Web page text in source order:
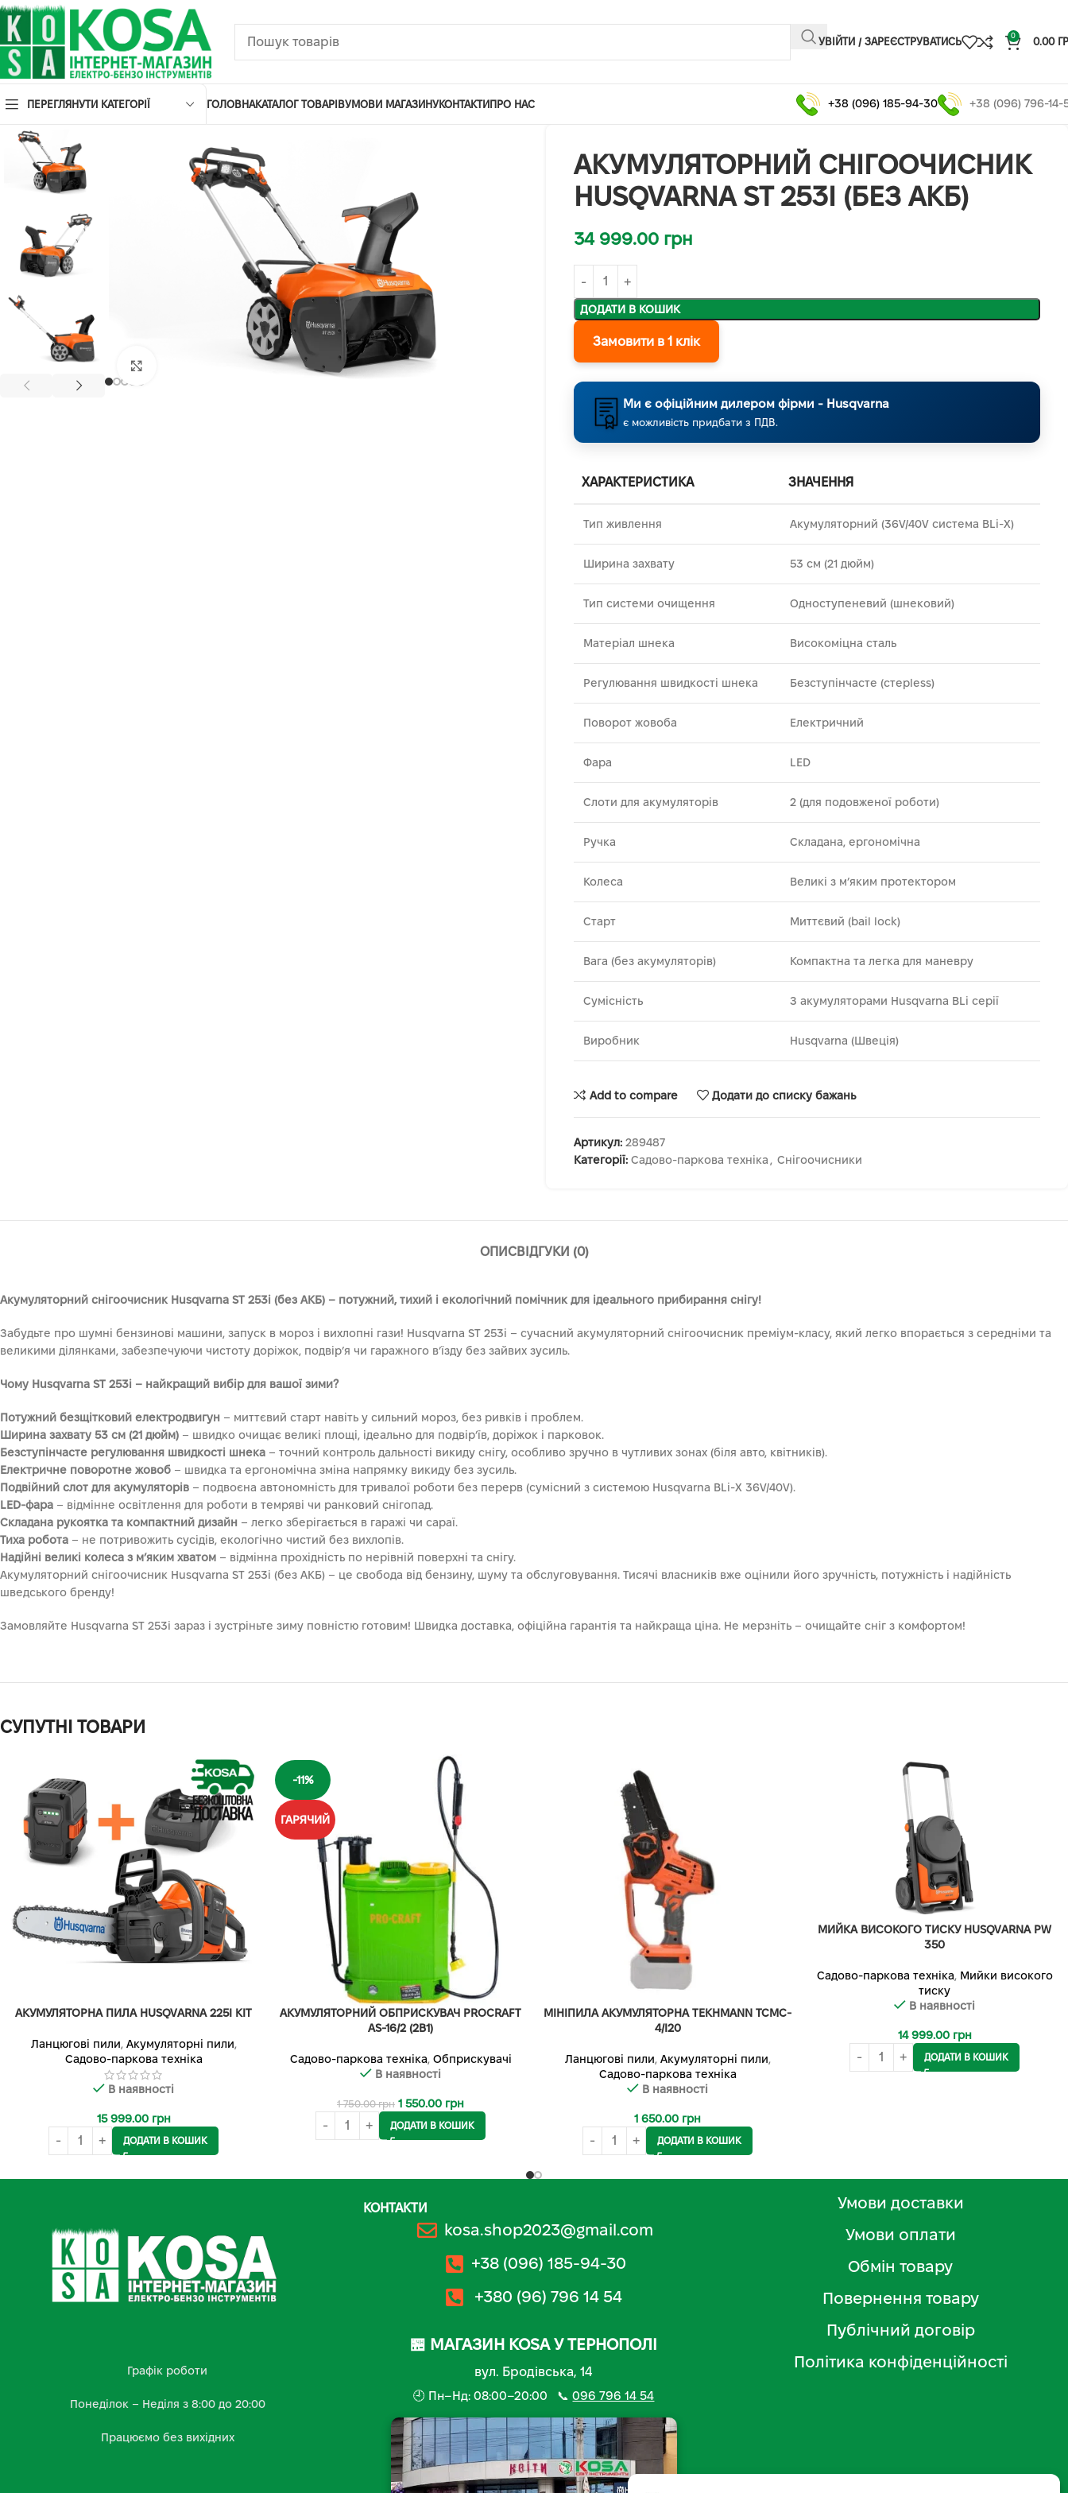
УВІЙТИ / ЗАРЕЄСТРУВАТИСЬ
0
0.00
ПЕРЕГЛЯНУТИ КАТЕГОРІЇ ГОЛОВНАКАТАЛОГ ТОВАРІВУМОВИ МАГАЗИНУКОНТАКТИПРО НАС +38 (096) 185-94-30 +38 (096) 796-14-
Клацніть, щоб збільшити
АКУМУЛЯТОРНИЙ СНІГООЧИСНИК
HUSQVARNA ST 253I (БЕЗ АКБ)
34 999.00 грн
ДОДАТИ В КОШИК
Замовити в 1 клік
Ми є офіційним дилером фірми - Husqvarna
є можливість придбати з ПДВ.
ХАРАКТЕРИСТИКА ЗНАЧЕННЯ
Тип живлення Акумуляторний (36V/40V система BLi-X)
Ширина захвату 53 см (21 дюйм)
Тип системи очищення Одноступеневий (шнековий)
Матеріал шнека Високоміцна сталь
Регулювання швидкості шнека Безступінчасте (стеpless)
Поворот жовоба Електричний
Фара LED
Слоти для акумуляторів 2 (для подовженої роботи)
Ручка Складана, ергономічна
Колеса Великі з м’яким протектором
Старт Миттєвий (bail lock)
Вага (без акумуляторів) Компактна та легка для маневру
Сумісність З акумуляторами Husqvarna BLi серії
Виробник Husqvarna (Швеція)
Add to compare Додати до списку бажань
Артикул: 289487
Категорії: Садово-паркова техніка , Снігоочисники
ОПИСВІДГУКИ (0)
Акумуляторний снігоочисник Husqvarna ST 253i (без АКБ) – потужний, тихий і екологічний помічник для ідеального прибирання снігу!
Забудьте про шумні бензинові машини, запуск в мороз і вихлопні гази! Husqvarna ST 253i – сучасний акумуляторний снігоочисник преміум-класу, який легко впорається з середніми та
великими ділянками, забезпечуючи чистоту доріжок, подвір’я чи гаражного в’їзду без зайвих зусиль.
Чому Husqvarna ST 253i – найкращий вибір для вашої зими?
Потужний безщітковий електродвигун – миттєвий старт навіть у сильний мороз, без ривків і проблем.
Ширина захвату 53 см (21 дюйм) – швидко очищає великі площі, ідеально для подвір’їв, доріжок і парковок.
Безступінчасте регулювання швидкості шнека – точний контроль дальності викиду снігу, особливо зручно в чутливих зонах (біля авто, квітників).
Електричне поворотне жовоб – швидка та ергономічна зміна напрямку викиду без зусиль.
Подвійний слот для акумуляторів – подвоєна автономність для тривалої роботи без перерв (сумісний з системою Husqvarna BLi-X 36V/40V).
LED-фара – відмінне освітлення для роботи в темряві чи ранковий снігопад.
Складана рукоятка та компактний дизайн – легко зберігається в гаражі чи сараї.
Тиха робота – не потривожить сусідів, екологічно чистий без вихлопів.
Надійні великі колеса з м’яким хватом – відмінна прохідність по нерівній поверхні та снігу.
Акумуляторний снігоочисник Husqvarna ST 253i (без АКБ) – це свобода від бензину, шуму та обслуговування. Тисячі власників вже оцінили його зручність, потужність і надійність
шведського бренду!
Замовляйте Husqvarna ST 253i зараз і зустріньте зиму повністю готовим! Швидка доставка, офіційна гарантія та найкраща ціна. Не мерзніть – очищайте сніг з комфортом!
СУПУТНІ ТОВАРИ
АКУМУЛЯТОРНА ПИЛА HUSQVARNA 225I KIT
Ланцюгові пили, Акумуляторні пили,
Садово-паркова техніка
В наявності
15 999.00 грн
ДОДАТИ В КОШИК
-11%
ГАРЯЧИЙ
АКУМУЛЯТОРНИЙ ОБПРИСКУВАЧ PROCRAFT
AS-16/2 (2В1)
Садово-паркова техніка, Обприскувачі
В наявності
1 750.00грн 1 550.00 грн
ДОДАТИ В КОШИК
МІНІПИЛА АКУМУЛЯТОРНА TEKHMANN TCMC-
4/I20
Ланцюгові пили, Акумуляторні пили,
Садово-паркова техніка
В наявності
1 650.00 грн
ДОДАТИ В КОШИК
МИЙКА ВИСОКОГО ТИСКУ HUSQVARNA PW
350
Садово-паркова техніка, Мийки високого
тиску
В наявності
14 999.00 грн
ДОДАТИ В КОШИК
Графік роботи
Понеділок – Неділя з 8:00 до 20:00
Працюємо без вихідних
КОНТАКТИ
kosa.shop2023@gmail.com
+38 (096) 185-94-30
+380 (96) 796 14 54
🏪 МАГАЗИН KOSA У ТЕРНОПОЛІ
вул. Бродівська, 14
🕘 Пн–Нд: 08:00–20:00 📞096 796 14 54
Умови доставки
Умови оплати
Обмін товару
Повернення товару
Публічний договір
Політика конфіденційності